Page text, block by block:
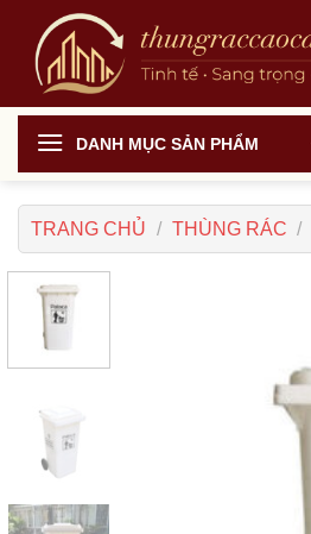
Chuyển
dung
DANH MỤC SẢN PHẨM
TRANG CHỦ / THÙNG RÁC /